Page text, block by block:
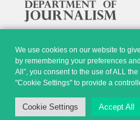
We use cookies on our website to
by remembering your preferences
All”, you consent to the use of ALL
"Cookie Settings" to provide a
Cookie Settings Accept All
© Copyright 2026 - 香港浸會
Policy
|